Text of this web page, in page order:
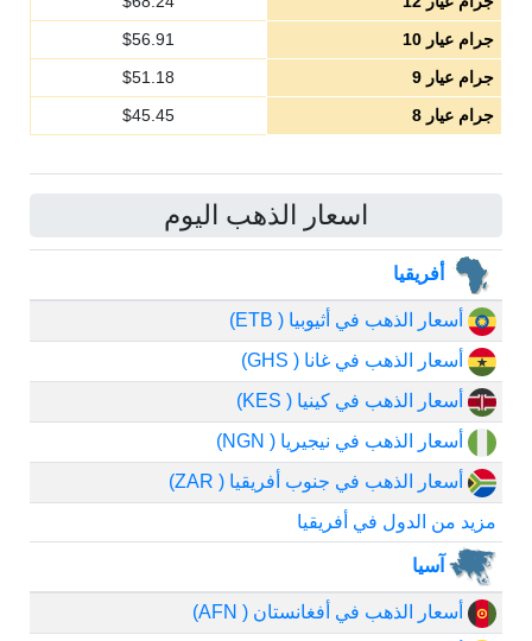
جرام عيار 10
$56.91
جرام عيار 9
$51.18
جرام عيار 8
$45.45
اسعار الذهب اليوم
أفريقيا
أسعار الذهب في أثيوبيا ( ETB)
أسعار الذهب في غانا ( GHS)
أسعار الذهب في كينيا ( KES)
أسعار الذهب في نيجيريا ( NGN)
أسعار الذهب في جنوب أفريقيا ( ZAR)
مزيد من الدول في أفريقيا
آسيا
أسعار الذهب في أفغانستان ( AFN)